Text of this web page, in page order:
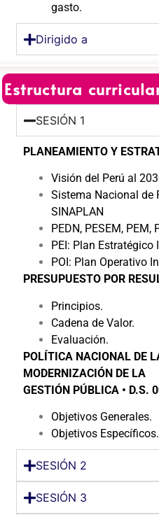
gasto.
Dirigido a
Estructura
SESIÓN 1
PLANEAMIENTO Y
Visión del Perú al
Sistema Nacional de
SINAPLAN
PEDN, PESEM, PEM,
PEI: Plan Estratégico
POI: Plan Operativo
PRESUPUESTO POR
Principios.
Cadena de Valor.
Evaluación.
POLÍTICA NACIONAL DE
MODERNIZACIÓN DE LA
GESTIÓN PÚBLICA • D.S.
Objetivos Generales.
Objetivos Específicos.
SESIÓN 2
SESIÓN 3